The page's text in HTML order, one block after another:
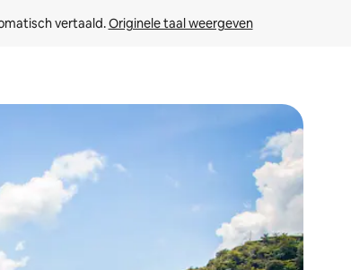
vertaald. Originele taal weergeven